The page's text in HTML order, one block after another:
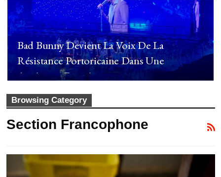
Bad Bunny Devient La Voix De La
Résistance Portoricaine Dans Une
Amérique Divisée
Browsing Category
Section Francophone